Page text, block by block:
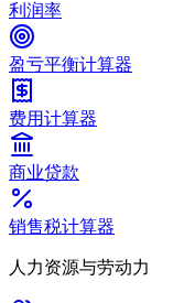
利润率
盈亏平衡计算器
费用计算器
商业贷款
销售税计算器
人力资源与劳动力